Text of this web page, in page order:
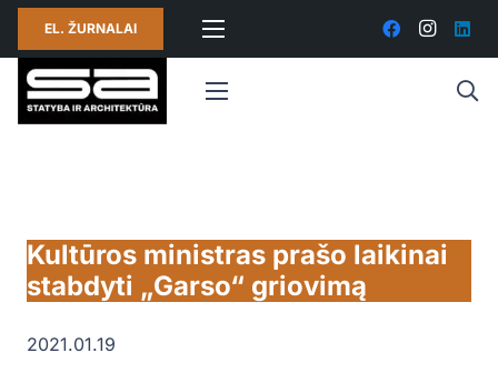
EL. ŽURNALAI
Kultūros ministras prašo laikinai
stabdyti „Garso“ griovimą
2021.01.19